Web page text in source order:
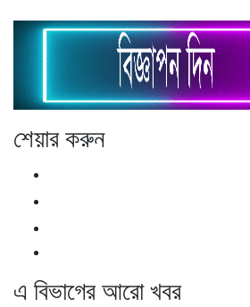
শেয়ার করুন
এ বিভাগের আরো খবর